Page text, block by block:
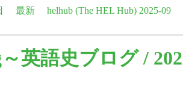
最新 helhub (The HEL Hub) 2025-09
英語史ブログ/